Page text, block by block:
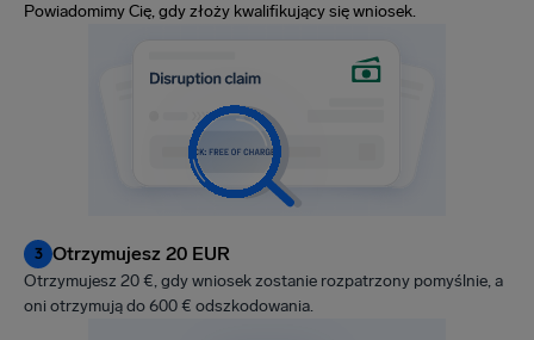
Powiadomimy Cię, gdy złoży kwalifikujący się wniosek.
3 Otrzymujesz 20 EUR
Otrzymujesz 20 €, gdy wniosek zostanie rozpatrzony pomyślnie, a
oni otrzymują do 600 € odszkodowania.